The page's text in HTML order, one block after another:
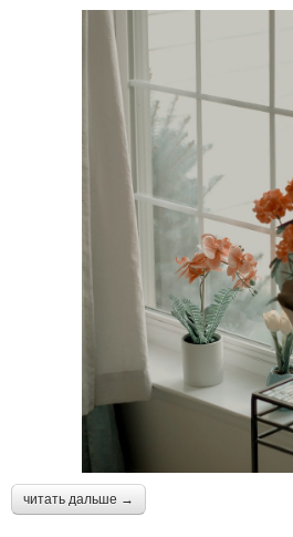
читать дальше →